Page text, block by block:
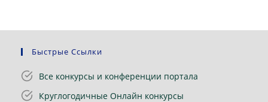
Быстрые Ссылки
Все конкурсы и конференции портала
Круглогодичные Онлайн конкурсы